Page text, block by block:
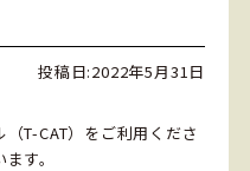
投稿日:2022年5月31日
T-CAT）をご利用くださ
す。